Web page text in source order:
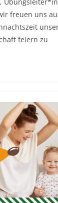
freuen uns
feiern zu